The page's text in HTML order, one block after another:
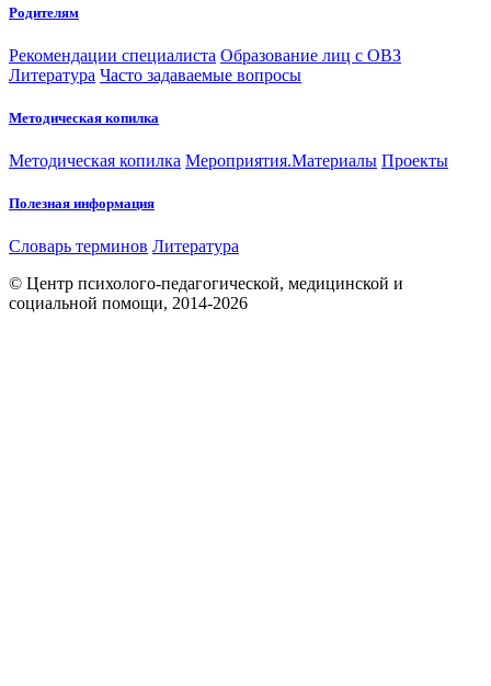
Родителям
Рекомендации специалиста Образование лиц с ОВЗ
Литература Часто задаваемые вопросы
Методическая копилка
Методическая копилка Мероприятия.Материалы Проекты
Полезная информация
Словарь терминов Литература
© Центр психолого-педагогической, медицинской и
социальной помощи, 2014-2026